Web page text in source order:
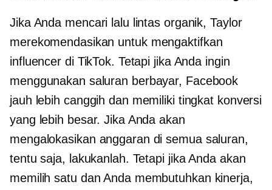
Jika Anda mencari lalu lintas organik, Taylor
merekomendasikan untuk mengaktifkan
influencer di TikTok. Tetapi jika Anda ingin
menggunakan saluran berbayar, Facebook
jauh lebih canggih dan memiliki tingkat konversi
yang lebih besar. Jika Anda akan
mengalokasikan anggaran di semua saluran,
tentu saja, lakukanlah. Tetapi jika Anda akan
memilih satu dan Anda membutuhkan kinerja,